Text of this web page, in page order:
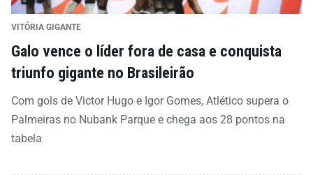
VITÓRIA GIGANTE
Galo vence o líder fora de casa e conquista
triunfo gigante no Brasileirão
Com gols de Victor Hugo e Igor Gomes, Atlético supera o
Palmeiras no Nubank Parque e chega aos 28 pontos na
tabela